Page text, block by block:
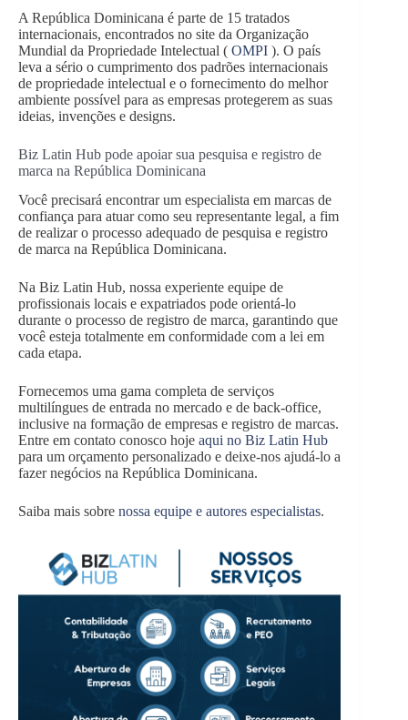
A República Dominicana é parte de 15 tratados
internacionais, encontrados no site da Organização
Mundial da Propriedade Intelectual ( OMPI ). O país
leva a sério o cumprimento dos padrões internacionais
de propriedade intelectual e o fornecimento do melhor
ambiente possível para as empresas protegerem as suas
ideias, invenções e designs.
Biz Latin Hub pode apoiar sua pesquisa e registro de
marca na República Dominicana
Você precisará encontrar um especialista em marcas de
confiança para atuar como seu representante legal, a fim
de realizar o processo adequado de pesquisa e registro
de marca na República Dominicana.
Na Biz Latin Hub, nossa experiente equipe de
profissionais locais e expatriados pode orientá-lo
durante o processo de registro de marca, garantindo que
você esteja totalmente em conformidade com a lei em
cada etapa.
Fornecemos uma gama completa de serviços
multilíngues de entrada no mercado e de back-office,
inclusive na formação de empresas e registro de marcas.
Entre em contato conosco hoje aqui no Biz Latin Hub
para um orçamento personalizado e deixe-nos ajudá-lo a
fazer negócios na República Dominicana.
Saiba mais sobre nossa equipe e autores especialistas.